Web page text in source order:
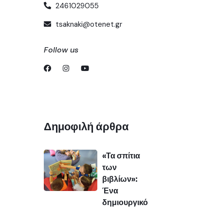
2461029055
tsaknaki@otenet.gr
Follow us
Δημοφιλή άρθρα
«Τα σπίτια
των
βιβλίων»:
Ένα
δημιουργικό